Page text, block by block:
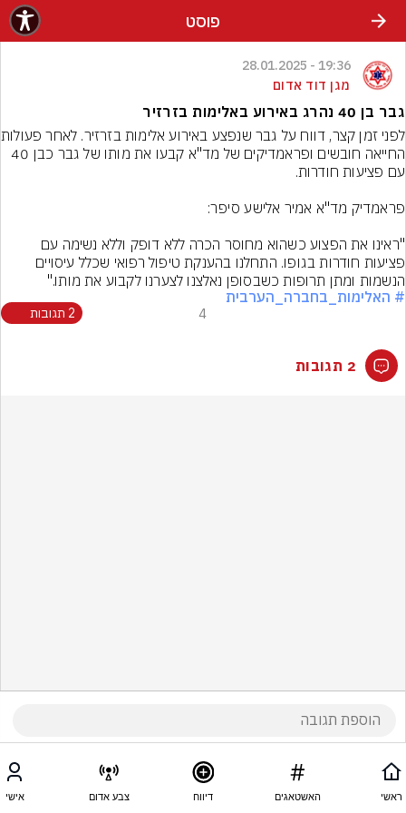
פוסט
19:36 - 28.01.2025
מגן דוד אדום
גבר בן 40 נהרג באירוע באלימות בזרזיר
החייאה חובשים ופראמדיקים של מד"א קבעו את מותו של גבר כבן 40
הנשמות ומתן תרופות כשבסופן נאלצנו לצערנו לקבוע את מותו."
# האלימות_בחברה_הערבית
4 2 תגובות
2 תגובות
ראשי האשטאגים דיווח צבע אדום אישי